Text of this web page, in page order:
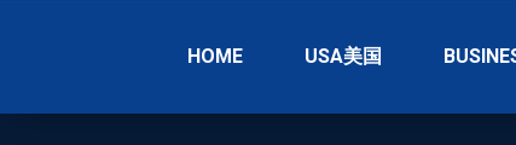
HOME USA美国